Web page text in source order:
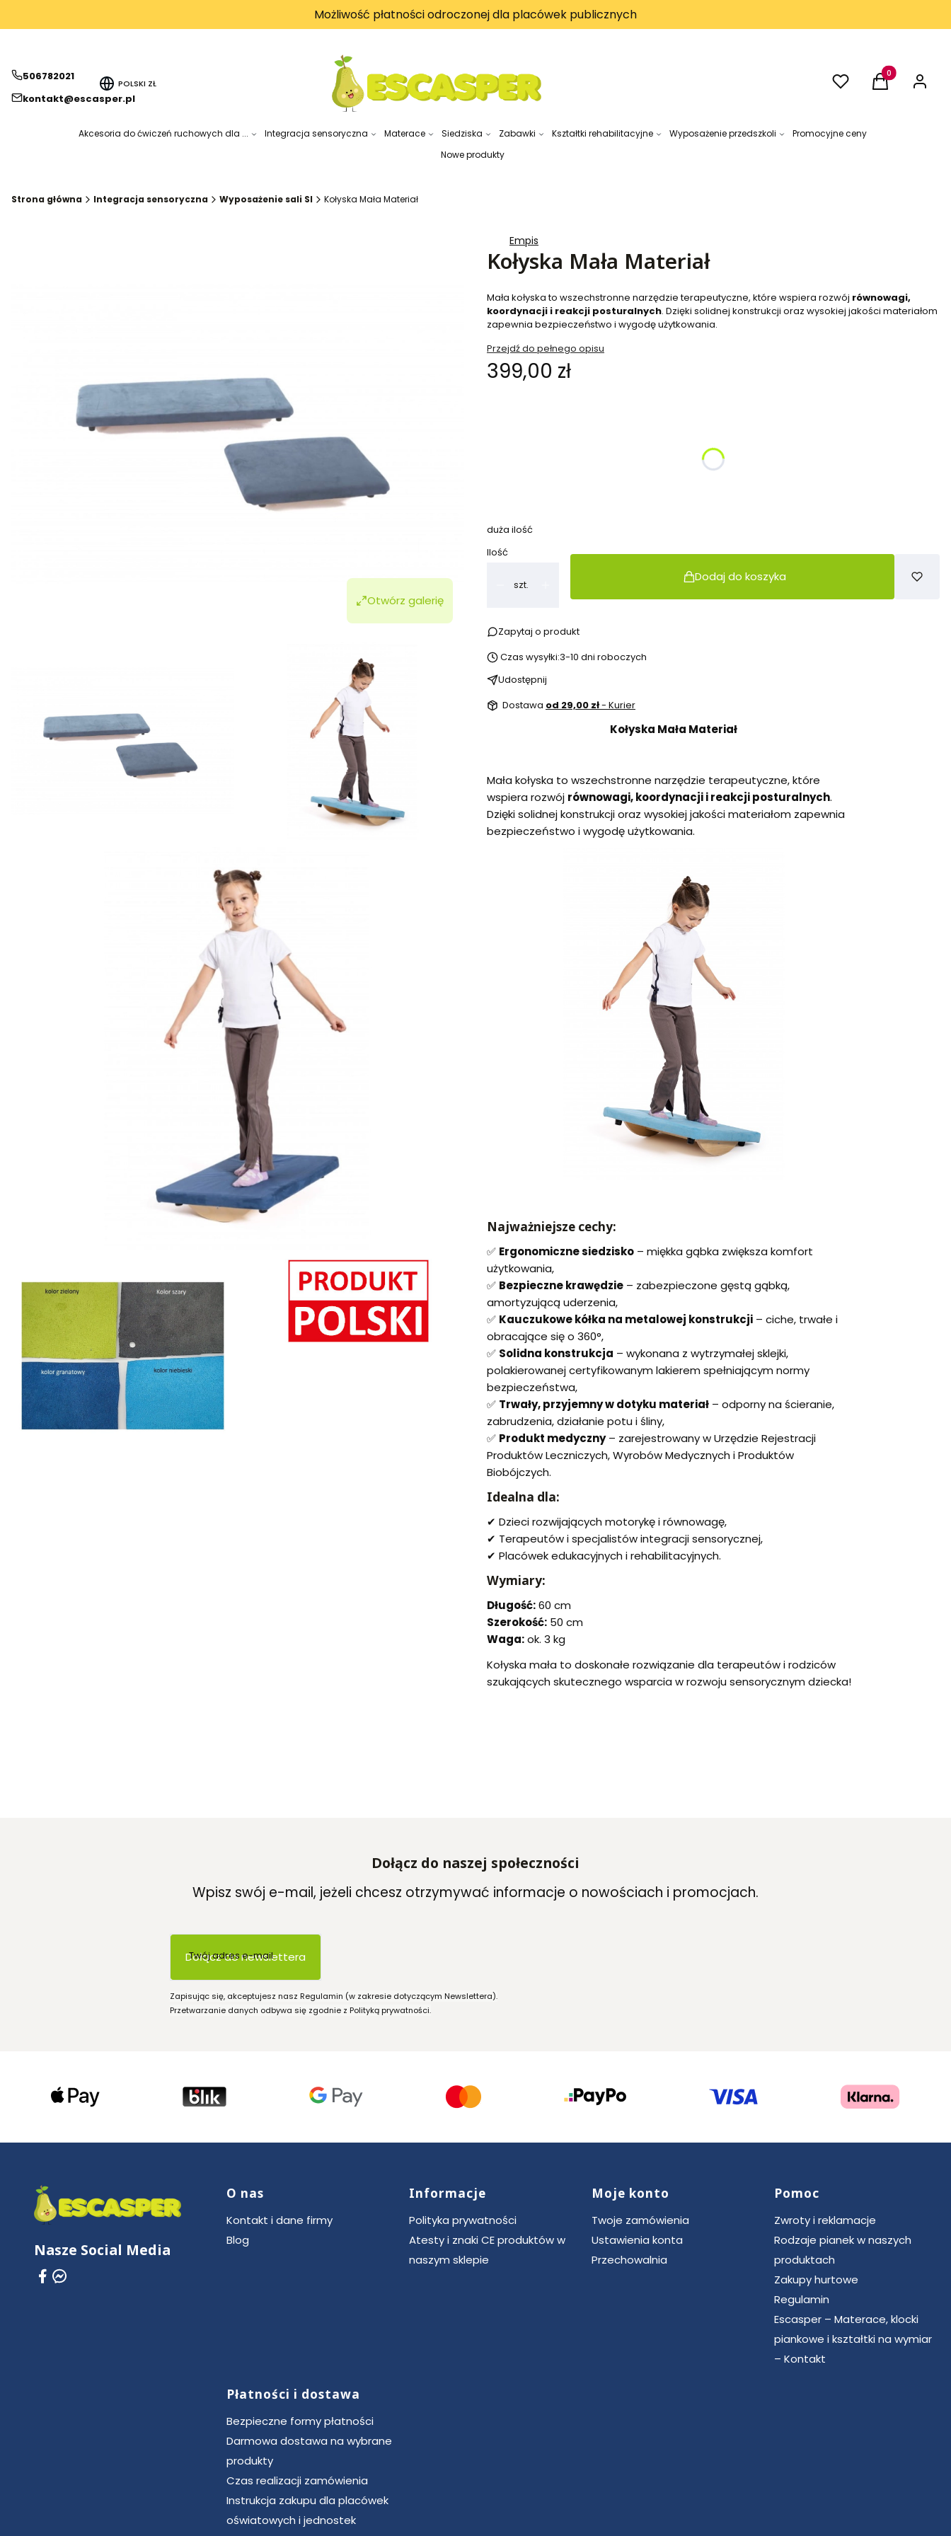
Możliwość płatności odroczonej dla placówek publicznych
506782021
kontakt@escasper.pl
POLSKI ZŁ UlubioneProdukty w
Koszyk Zaloguj
Akcesoria do ćwiczeń ruchowych dla ... Integracja sensoryczna Materace Siedziska Zabawki Kształtki rehabilitacyjne Wyposażenie przedszkoli
Promocyjne ceny
Nowe produkty
Strona główna Integracja sensoryczna Wyposażenie sali SI Kołyska Mała Materiał
Otwórz galerię
Empis
Kołyska Mała Materiał
Mała kołyska to wszechstronne narzędzie terapeutyczne, które wspiera rozwój równowagi,
koordynacji i reakcji posturalnych. Dzięki solidnej konstrukcji oraz wysokiej jakości materiałom
zapewnia bezpieczeństwo i wygodę użytkowania.
Przejdź do pełnego opisu
Cena
399,00 zł
duża ilość
Ilość
szt.
Dodaj do koszyka
Zapytaj o produkt
Czas wysyłki:3-10 dni roboczych
Udostępnij
Dostawa od 29,00 zł- Kurier
Kołyska Mała Materiał
Mała kołyska to wszechstronne narzędzie terapeutyczne, które
wspiera rozwój równowagi, koordynacji i reakcji posturalnych.
Dzięki solidnej konstrukcji oraz wysokiej jakości materiałom zapewnia
bezpieczeństwo i wygodę użytkowania.
Najważniejsze cechy:
✅ Ergonomiczne siedzisko – miękka gąbka zwiększa komfort
użytkowania,
✅ Bezpieczne krawędzie – zabezpieczone gęstą gąbką,
amortyzującą uderzenia,
✅ Kauczukowe kółka na metalowej konstrukcji – ciche, trwałe i
obracające się o 360°,
✅ Solidna konstrukcja – wykonana z wytrzymałej sklejki,
polakierowanej certyfikowanym lakierem spełniającym normy
bezpieczeństwa,
✅ Trwały, przyjemny w dotyku materiał – odporny na ścieranie,
zabrudzenia, działanie potu i śliny,
✅ Produkt medyczny– zarejestrowany w Urzędzie Rejestracji
Produktów Leczniczych, Wyrobów Medycznych i Produktów
Biobójczych.
Idealna dla:
✔ Dzieci rozwijających motorykę i równowagę,
✔ Terapeutów i specjalistów integracji sensorycznej,
✔ Placówek edukacyjnych i rehabilitacyjnych.
Wymiary:
Długość:60 cm
Szerokość: 50 cm
Waga:ok. 3 kg
Kołyska mała to doskonałe rozwiązanie dla terapeutów i rodziców
szukających skutecznego wsparcia w rozwoju sensorycznym dziecka!
Dołącz do naszej społeczności
Wpisz swój e-mail, jeżeli chcesz otrzymywać informacje o nowościach i promocjach.
Twój adres e-mail
Dołącz do newslettera
Zapisując się, akceptujesz nasz Regulamin (w zakresie dotyczącym Newslettera).
Przetwarzanie danych odbywa się zgodnie z Polityką prywatności.
Nasze Social Media
Linki w stopce
O nas
Kontakt i dane firmy
Blog
Informacje
Polityka prywatności
Atesty i znaki CE produktów w
naszym sklepie
Moje konto
Twoje zamówienia
Ustawienia konta
Przechowalnia
Pomoc
Zwroty i reklamacje
Rodzaje pianek w naszych
produktach
Zakupy hurtowe
Regulamin
Escasper – Materace, klocki
piankowe i kształtki na wymiar
– Kontakt
Płatności i dostawa
Bezpieczne formy płatności
Darmowa dostawa na wybrane
produkty
Czas realizacji zamówienia
Instrukcja zakupu dla placówek
oświatowych i jednostek